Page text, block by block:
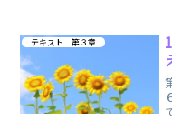
テキスト 第３章